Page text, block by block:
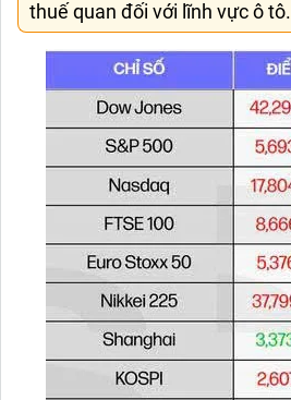
thuế quan đối với lĩnh vực ô tô.